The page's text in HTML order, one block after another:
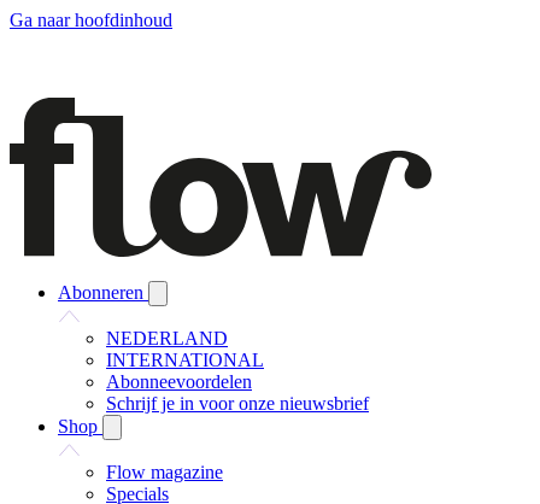
Ga naar hoofdinhoud
Abonneren
NEDERLAND
INTERNATIONAL
Abonneevoordelen
Schrijf je in voor onze nieuwsbrief
Shop
Flow magazine
Specials